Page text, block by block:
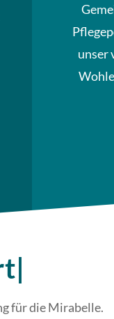
unser
für die Mirabelle.